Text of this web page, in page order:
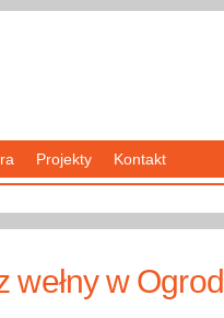
Projekty Kontakt
wełny w